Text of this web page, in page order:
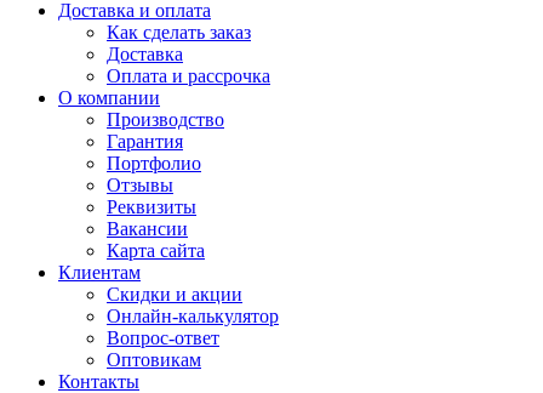
Доставка и оплата
Как сделать заказ
Доставка
Оплата и рассрочка
О компании
Производство
Гарантия
Портфолио
Отзывы
Реквизиты
Вакансии
Карта сайта
Клиентам
Скидки и акции
Онлайн-калькулятор
Вопрос-ответ
Оптовикам
Контакты